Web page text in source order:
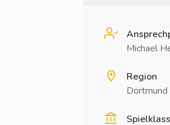
Michael
Region
Dortmund